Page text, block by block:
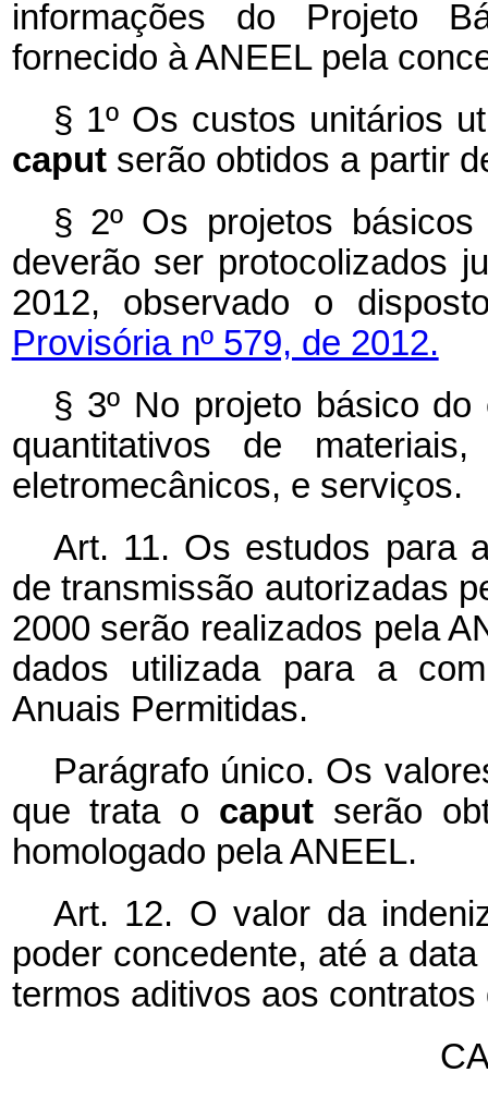
informações do Projeto
fornecido à ANEEL pela
§ 1º Os custos unitários
caput serão obtidos a partir
§ 2º Os projetos
deverão ser protocolizados
2012, observado o
Provisória nº 579, de 2012.
§ 3º No projeto básico
quantitativos de
eletromecânicos, e serviços.
Art. 11. Os estudos para
de transmissão autorizadas
2000 serão realizados pela
dados utilizada para a
Anuais Permitidas.
Parágrafo único. Os
que trata o caput serão
homologado pela ANEEL.
Art. 12. O valor da
poder concedente, até a
termos aditivos aos